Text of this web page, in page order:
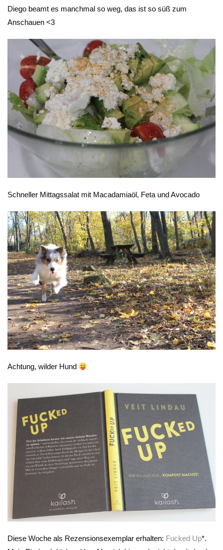
Diego beamt es manchmal so weg, das ist so süß zum
Anschauen <3
Schneller Mittagssalat mit Macadamiaöl, Feta und Avocado
Achtung, wilder Hund
Diese Woche als Rezensionsexemplar erhalten: Fucked Up*.